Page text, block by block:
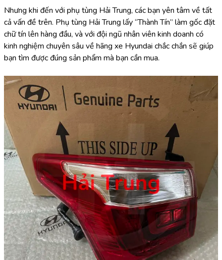
Nhưng khi đến với phụ tùng Hải Trung, các bạn yên tâm về tất
cả vấn đề trên. Phụ tùng Hải Trung lấy “Thành Tín” làm gốc đặt
chữ tín lên hàng đầu, và với đội ngũ nhân viên kinh doanh có
kinh nghiệm chuyên sâu về hãng xe Hyundai chắc chắn sẽ giúp
bạn tìm được đúng sản phẩm mà bạn cần mua.